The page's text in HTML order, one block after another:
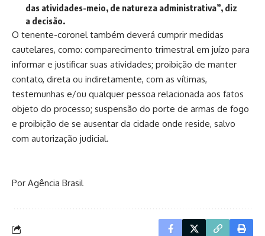
das atividades-meio, de natureza administrativa”, diz
a decisão.
O tenente-coronel também deverá cumprir medidas
cautelares, como: comparecimento trimestral em juízo para
informar e justificar suas atividades; proibição de manter
contato, direta ou indiretamente, com as vítimas,
testemunhas e/ou qualquer pessoa relacionada aos fatos
objeto do processo; suspensão do porte de armas de fogo
e proibição de se ausentar da cidade onde reside, salvo
com autorização judicial.
Por Agência Brasil